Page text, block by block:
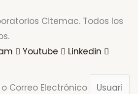
Citemac. Todos los
Youtube Linkedin
Correo Electrónico